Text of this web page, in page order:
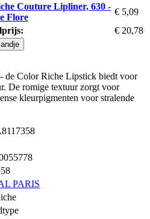
Couture Lipliner, 630 -
Flore
€ 5,09
€ 20,78
de Color Riche Lipstick biedt voor
De romige textuur zorgt voor
kleurpigmenten voor stralende
PARIS